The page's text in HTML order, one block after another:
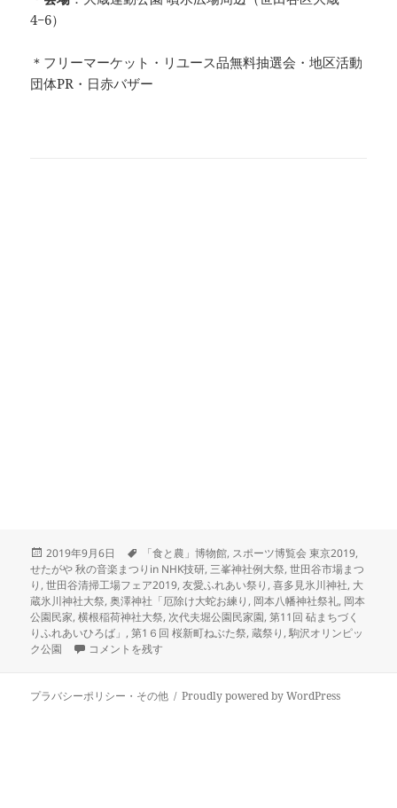
4−6）
＊フリーマーケット・リユース品無料抽選会・地区活動
団体PR・日赤バザー
投
稿
日:
2019年9月6日
タ
グ
「食と農」博物館, スポーツ博覧会 東京2019,
せたがや 秋の音楽まつりin NHK技研, 三峯神社例大祭,世田谷市場まつ
り ,世田谷清掃工場フェア2019,友愛ふれあい祭り ,喜多見氷川神社, 大
蔵氷川神社大祭,奥澤神社「厄除け大蛇お練り , 岡本八幡神社祭礼, 岡本
公園民家,横根稲荷神社大祭, 次代夫堀公園民家園,第11回 砧まちづく
りふれあいひろば」 ,第1６回 桜新町ねぶた祭,蔵祭り ,駒沢オリンピッ
ク公園
2019 世田谷 砧地区 その他「秋・お祭りとイベント情報」
コメントを残す
プラバシーポリシー・その他 Proudly powered by WordPress